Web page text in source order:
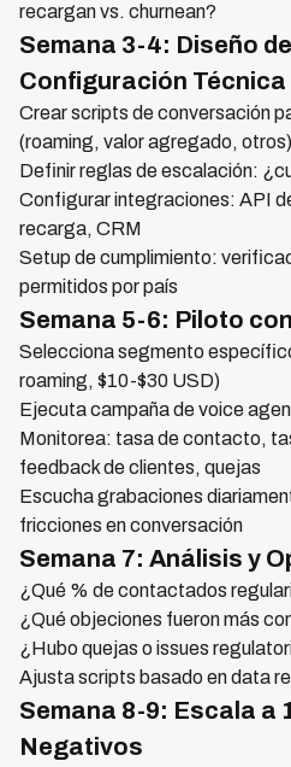
recargan vs. churnean?
Semana 3-4: Diseño
Configuración Técnica
Crear scripts de conversación
(roaming, valor agregado, otros)
Definir reglas de escalación:
Configurar integraciones: API
recarga, CRM
Setup de cumplimiento:
permitidos por país
Semana 5-6: Piloto
Selecciona segmento
roaming, $10-$30 USD)
Ejecuta campaña de voice
Monitorea: tasa de contacto,
feedback de clientes, quejas
Escucha grabaciones
fricciones en conversación
Semana 7: Análisis y
¿Qué % de contactados
¿Qué objeciones fueron más
¿Hubo quejas o issues
Ajusta scripts basado en data
Semana 8-9: Escala a
Negativos